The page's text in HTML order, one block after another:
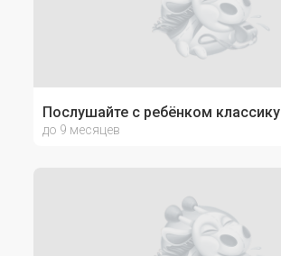
Послушайте с ребёнком классику
до 9 месяцев